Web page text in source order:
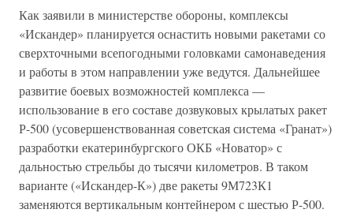
Как заявили в министерстве обороны, комплексы
«Искандер» планируется оснастить новыми ракетами со
сверхточными всепогодными головками самонаведения
и работы в этом направлении уже ведутся. Дальнейшее
развитие боевых возможностей комплекса —
использование в его составе дозвуковых крылатых ракет
Р-500 (усовершенствованная советская система «Гранат»)
разработки екатеринбургского ОКБ «Новатор» с
дальностью стрельбы до тысячи километров. В таком
варианте («Искандер-К») две ракеты 9М723К1
заменяются вертикальным контейнером с шестью Р-500.